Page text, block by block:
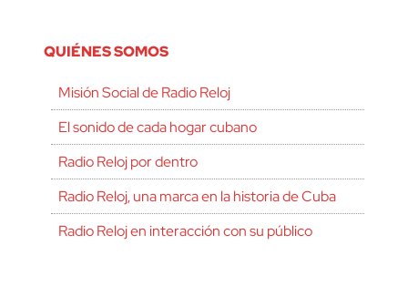
QUIÉNES SOMOS
Misión Social de Radio Reloj
El sonido de cada hogar cubano
Radio Reloj por dentro
Radio Reloj, una marca en la historia de Cuba
Radio Reloj en interacción con su público